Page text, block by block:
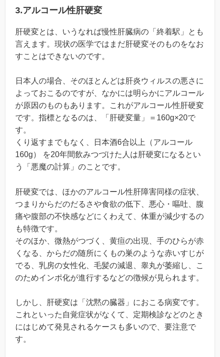
3.アルコール性肝硬変
肝硬変とは、いうなれば慢性肝臓病の「終着駅」とも
言えます。現状の医学ではまだ肝硬変そのものをなお
すことはできないのです。
日本人の場合、そのほとんどは肝炎ウィルスの悪さに
よっておこるのですが、なかには明らかにアルコール
が原因のものもあります。これがアルコール性肝硬変
です。指標となるのは、「肝硬変量」＝160g×20で
す。
くり返すまでもなく、日本酒6合以上（アルコール
160g） を20年間飲みつづけた人は肝硬変になるとい
う「悪魔の計算」のことです。
肝硬変では、ほかのアルコール性肝障害同様の症状、
つまりからだのだるさや食欲の低下、悪心・嘔吐、腹
痛や腹部の不快感などにくわえて、体重が減少するの
も特徴です。
そのほか、微熱がつづく、黄疸の出現、手のひらが赤
くなる、からだの随所にくもの巣のような赤いすじが
でる、乳房の女性化、毛髪の減退、睾丸が萎縮し、こ
のためインポ化が進行するなどの徴候が見られます。
しかし、肝硬変は「沈黙の臓器」におこる病変です。
これといった自覚症状がなくて、定期検診などのとき
にはじめて発見されるケースも多いので、要注意で
す。